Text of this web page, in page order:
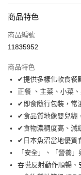
信用卡一次付款
運送方式
宅配
每筆NT$80，滿
商品特色
商品編號
11835952
商品特色
✔提供多樣化軟食餐
正餐 、主菜、小菜
✔即食隨行包裝，常
✔食品質地像嬰兒糊
✔食物濃稠度高、減
✔日本魚沼當地優質
「安全」、「營養」
吞嚥反射動作順暢、